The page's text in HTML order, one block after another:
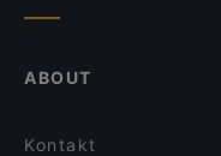
ABOUT
Kontakt